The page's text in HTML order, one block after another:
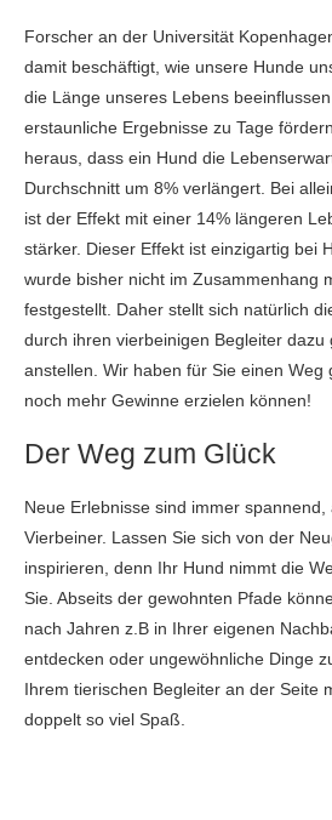
Forscher an der Universität
damit beschäftigt, wie unsere Hunde
die Länge unseres Lebens
erstaunliche Ergebnisse zu Tage
heraus, dass ein Hund die
Durchschnitt um 8% verlängert. Bei
ist der Effekt mit einer 14% längeren
stärker. Dieser Effekt ist einzigartig bei
wurde bisher nicht im Zusammenhang
festgestellt. Daher stellt sich natürlich
durch ihren vierbeinigen Begleiter
anstellen. Wir haben für Sie einen Weg
noch mehr Gewinne erzielen können!
Der Weg zum Glück
Neue Erlebnisse sind immer spannend,
Vierbeiner. Lassen Sie sich von der
inspirieren, denn Ihr Hund nimmt die
Sie. Abseits der gewohnten Pfade
nach Jahren z.B in Ihrer eigenen
entdecken oder ungewöhnliche Dinge
Ihrem tierischen Begleiter an der Seite
doppelt so viel Spaß.